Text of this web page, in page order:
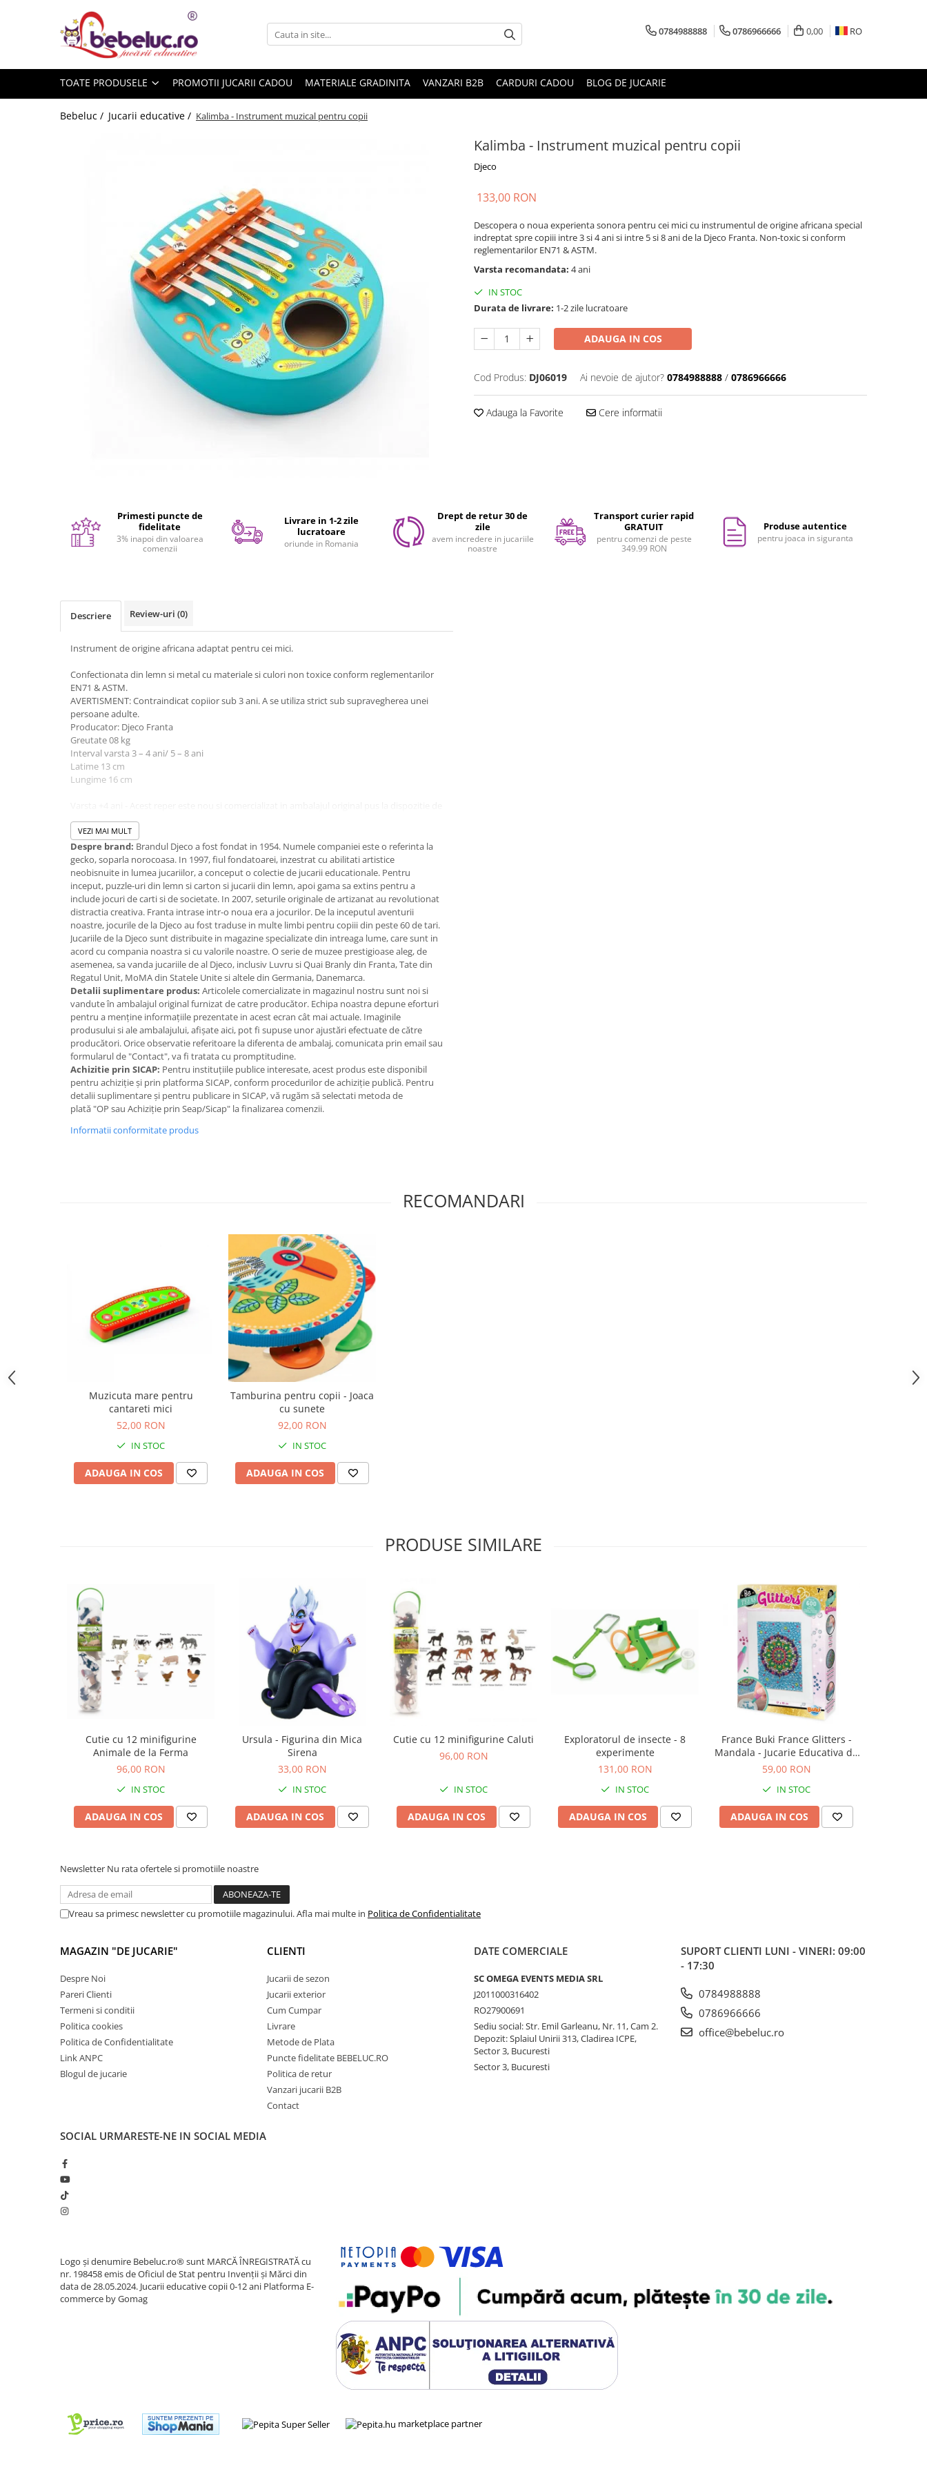
Toate Produsele
Set constructie copii
Seturi de pictura pentru copii
Papusi de mana
Casa de papusi
Papusi si Bebelusi Reborn
Animale de jucarie
Figurine cu animale domestice
Figurine plus
Jucarii Montessori
Nevoi speciale si sindrom Down
Jucarii cu alfabet
Jucarii cu cifre
Jucarii fructe si legume
Puzzle incastru
Puzzle de podea
Jucarii bebelusi
Jucarii de baie
Jucarii dentitie
Jucarii senzoriale
Jucarii motrice pentru bebelusi
Saltele de activitati pentru bebe
Jucarii de sortat
Jucarii muzicale bebelusi
Puzzle bebelusi
Jocuri educative
Jocuri de indemanare
Carti pe alese
Carti pentru copii 1 an
Carti pentru copii 2 ani
Carti pentru copii 3 ani
Carti pentru copii 4 ani
Idei cadou fetite
Cadouri bebelusi
Cadouri ieftine pentru copii
Cadou copii 2 ani
Cadou copii 5 ani
Cadou copii 6 ani
Cadou copii 8 ani
Cadou copii 9 ani
Cadou copii 10 ani
Cadou copii 12 ani
Rechizite scolare
Penar baieti
Agenda copii
Caserola compartimentata copii
Sacose si Genti
Umbrela copii
Cutiuta metalica
Veioza copii
Decoratiuni camera copilului
Karturi copii
Biciclete copii
0784988888 0786966666 0,00 RO
TOATE PRODUSELE PROMOTII JUCARII CADOU MATERIALE GRADINITA VANZARI B2B CARDURI CADOU BLOG DE JUCARIE
Bebeluc / Jucarii educative / Kalimba - Instrument muzical pentru copii
Kalimba - Instrument muzical pentru copii
Djeco
133,00 RON
Descopera o noua experienta sonora pentru cei mici cu instrumentul de origine africana special
indreptat spre copiii intre 3 si 4 ani si intre 5 si 8 ani de la Djeco Franta. Non-toxic si conform
reglementarilor EN71 & ASTM.
Varsta recomandata: 4 ani
IN STOC
Durata de livrare: 1-2 zile lucratoare
ADAUGA IN COS
Cod Produs: DJ06019 Ai nevoie de ajutor? 0784988888 / 0786966666
Adauga la Favorite Cere informatii
Primesti puncte de
fidelitate
3% inapoi din valoarea
comenzii
Livrare in 1-2 zile
lucratoare
oriunde in Romania
Drept de retur 30 de
zile
avem incredere in jucariile
noastre
Transport curier rapid
GRATUIT
pentru comenzi de peste
349.99 RON
Produse autentice
pentru joaca in siguranta
Descriere Review-uri (0)
Instrument de origine africana adaptat pentru cei mici.
Confectionata din lemn si metal cu materiale si culori non toxice conform reglementarilor
EN71 & ASTM.
AVERTISMENT: Contraindicat copiior sub 3 ani. A se utiliza strict sub supravegherea unei
persoane adulte.
Producator: Djeco Franta
Greutate 08 kg
Interval varsta 3 – 4 ani/ 5 – 8 ani
Latime 13 cm
Lungime 16 cm
catre producator. Imaginile disponibile au caracter orientativ si informativ. Nuanta, tonul si
intensitatea culorii din pozele produsului pot varia in functie de ecranul de pe care se
vizualizeaza magazinul online.
VEZI MAI MULT
Despre brand: Brandul Djeco a fost fondat in 1954. Numele companiei este o referinta la
gecko, soparla norocoasa. In 1997, fiul fondatoarei, inzestrat cu abilitati artistice
neobisnuite in lumea jucariilor, a conceput o colectie de jucarii educationale. Pentru
inceput, puzzle-uri din lemn si carton si jucarii din lemn, apoi gama sa extins pentru a
include jocuri de carti si de societate. In 2007, seturile originale de artizanat au revolutionat
distractia creativa. Franta intrase intr-o noua era a jocurilor. De la inceputul aventurii
noastre, jocurile de la Djeco au fost traduse in multe limbi pentru copiii din peste 60 de tari.
Jucariile de la Djeco sunt distribuite in magazine specializate din intreaga lume, care sunt in
acord cu compania noastra si cu valorile noastre. O serie de muzee prestigioase aleg, de
asemenea, sa vanda jucariile de al Djeco, inclusiv Luvru si Quai Branly din Franta, Tate din
Regatul Unit, MoMA din Statele Unite si altele din Germania, Danemarca.
Detalii suplimentare produs: Articolele comercializate in magazinul nostru sunt noi si
vandute în ambalajul original furnizat de catre producător. Echipa noastra depune eforturi
pentru a menține informațiile prezentate in acest ecran cât mai actuale. Imaginile
produsului si ale ambalajului, afișate aici, pot fi supuse unor ajustări efectuate de către
producători. Orice observatie referitoare la diferenta de ambalaj, comunicata prin email sau
formularul de "Contact", va fi tratata cu promptitudine.
Achizitie prin SICAP: Pentru instituțiile publice interesate, acest produs este disponibil
pentru achiziție și prin platforma SICAP, conform procedurilor de achiziție publică. Pentru
detalii suplimentare și pentru publicare in SICAP, vă rugăm să selectati metoda de
plată "OP sau Achiziție prin Seap/Sicap" la finalizarea comenzii.
Informatii conformitate produs
RECOMANDARI
Muzicuta mare pentru
cantareti mici
52,00 RON
IN STOC
ADAUGA IN COS
Tamburina pentru copii - Joaca
cu sunete
92,00 RON
IN STOC
ADAUGA IN COS
PRODUSE SIMILARE
Cutie cu 12 minifigurine
Animale de la Ferma
96,00 RON
IN STOC
ADAUGA IN COS
Ursula - Figurina din Mica
Sirena
33,00 RON
IN STOC
ADAUGA IN COS
Cutie cu 12 minifigurine Caluti
96,00 RON
IN STOC
ADAUGA IN COS
Exploratorul de insecte - 8
experimente
131,00 RON
IN STOC
ADAUGA IN COS
France Buki France Glitters -
Mandala - Jucarie Educativa de
inalta calitate pentru copii
59,00 RON
IN STOC
ADAUGA IN COS
Newsletter Nu rata ofertele si promotiile noastre
Vreau sa primesc newsletter cu promotiile magazinului. Afla mai multe in Politica de Confidentialitate
MAGAZIN "DE JUCARIE"
Despre Noi
Pareri Clienti
Termeni si conditii
Politica cookies
Politica de Confidentialitate
Link ANPC
Blogul de jucarie
CLIENTI
Jucarii de sezon
Jucarii exterior
Cum Cumpar
Livrare
Metode de Plata
Puncte fidelitate BEBELUC.RO
Politica de retur
Vanzari jucarii B2B
Contact
DATE COMERCIALE
SC OMEGA EVENTS MEDIA SRL
J2011000316402
RO27900691
Sediu social: Str. Emil Garleanu, Nr. 11, Cam 2.
Depozit: Splaiul Unirii 313, Cladirea ICPE,
Sector 3, Bucuresti
Sector 3, Bucuresti
SUPORT CLIENTI LUNI - VINERI: 09:00
- 17:30
0784988888
0786966666
office@bebeluc.ro
SOCIAL URMARESTE-NE IN SOCIAL MEDIA
Logo și denumire Bebeluc.ro® sunt MARCĂ ÎNREGISTRATĂ cu
nr. 198458 emis de Oficiul de Stat pentru Invenții și Mărci din
data de 28.05.2024. Jucarii educative copii 0-12 ani Platforma E-
commerce by Gomag
marketplace partner